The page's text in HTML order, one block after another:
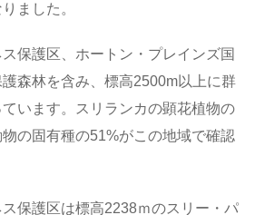
ました。
保護区、ホートン・プレインズ国
森林を含み、標高2500m以上に群
います。スリランカの顕花植物の
の固有種の51%がこの地域で確認
保護区は標高2238ｍのスリー・パ